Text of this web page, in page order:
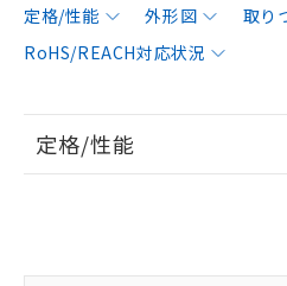
定格/性能 外形図 取り
RoHS/REACH対応状況
定格/性能